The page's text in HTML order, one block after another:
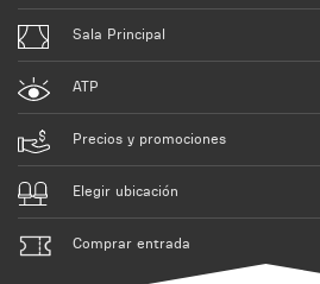
Sala Principal
ATP
Precios y promociones
Elegir ubicación
Comprar entrada